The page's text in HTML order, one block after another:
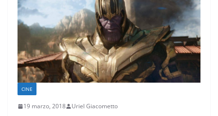
CINE
19 marzo, 2018 Uriel Giacometto